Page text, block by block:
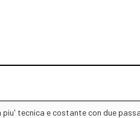
tecnica e costante con due